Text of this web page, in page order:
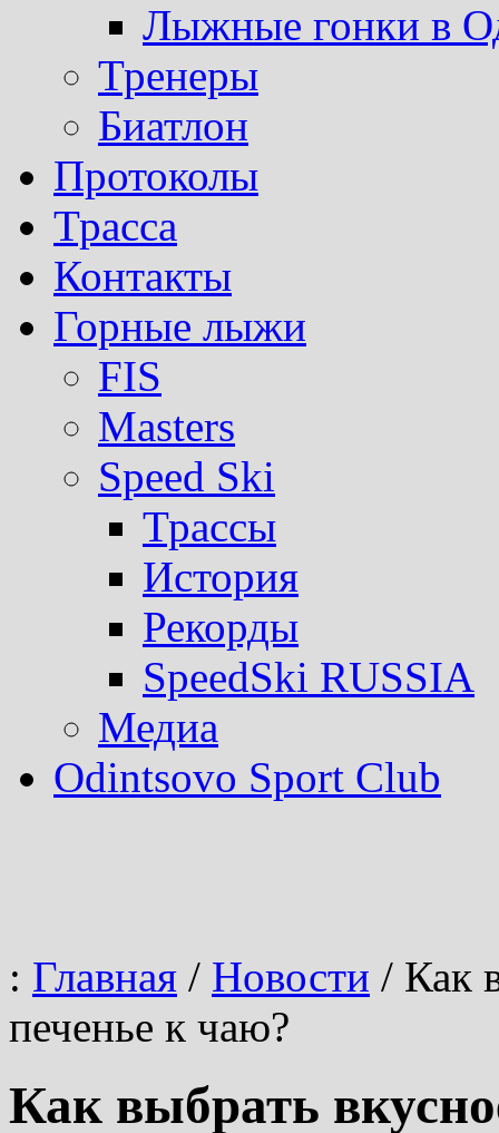
Лыжные гонки в
Тренеры
Биатлон
Протоколы
Трасса
Контакты
Горные лыжи
FIS
Masters
Speed Ski
Трассы
История
Рекорды
SpeedSki RUSSIA
Медиа
Odintsovo Sport Club
: Главная / Новости / Как
печенье к чаю?
Как выбрать